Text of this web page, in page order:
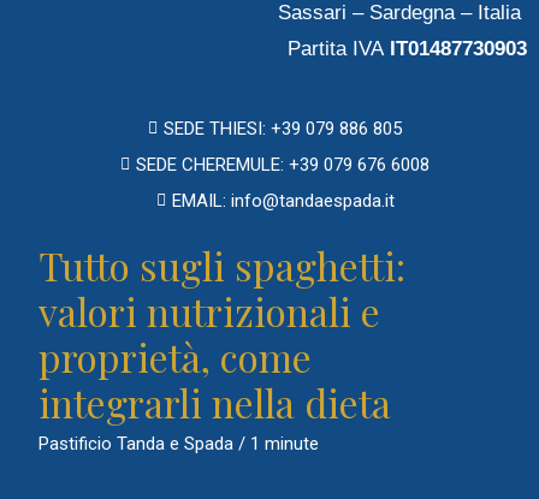
Sassari – Sardegna – Italia
Partita IVA IT01487730903
SEDE THIESI: +39 079 886 805
SEDE CHEREMULE: +39 079 676 6008
EMAIL: info@tandaespada.it
Tutto sugli spaghetti:
valori nutrizionali e
proprietà, come
integrarli nella dieta
Pastificio Tanda e Spada / 1 minute